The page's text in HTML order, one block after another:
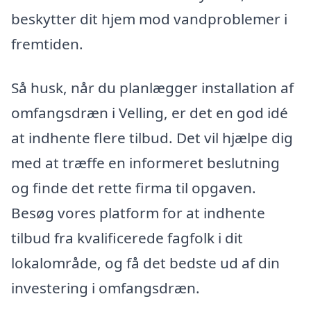
beskytter dit hjem mod vandproblemer i
fremtiden.
Så husk, når du planlægger installation af
omfangsdræn i Velling, er det en god idé
at indhente flere tilbud. Det vil hjælpe dig
med at træffe en informeret beslutning
og finde det rette firma til opgaven.
Besøg vores platform for at indhente
tilbud fra kvalificerede fagfolk i dit
lokalområde, og få det bedste ud af din
investering i omfangsdræn.